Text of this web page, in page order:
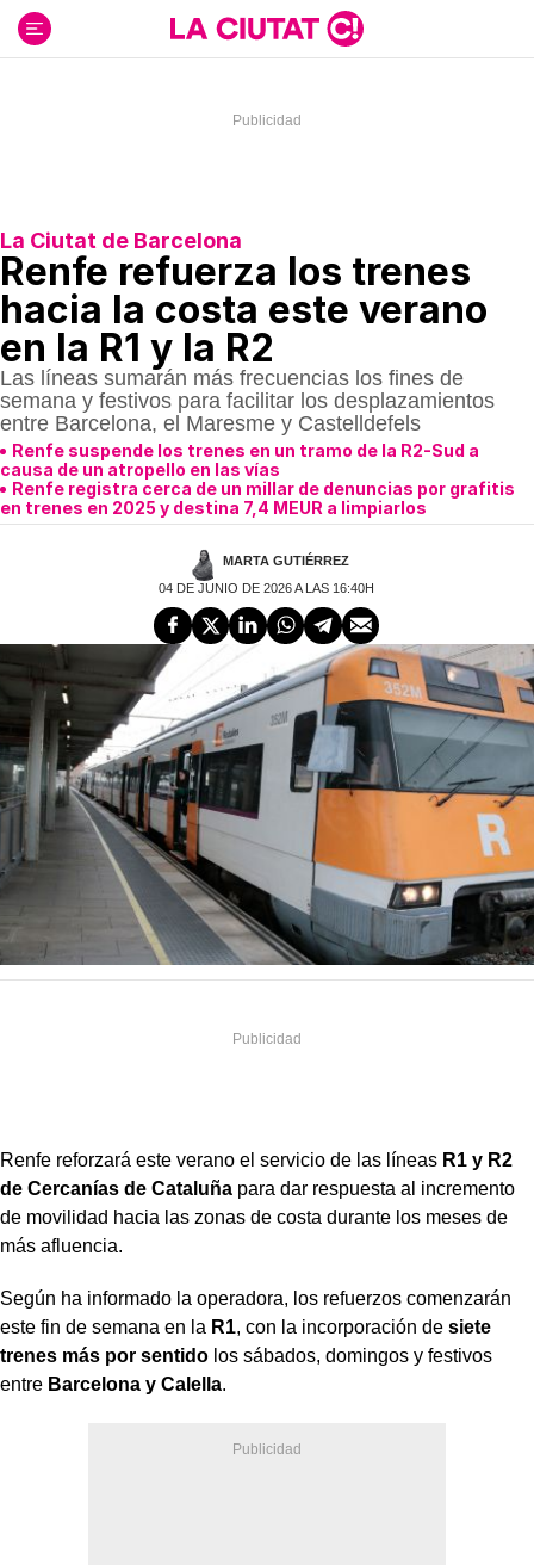
contenido
La Ciutat de Barcelona
Renfe refuerza los trenes
hacia la costa este verano
en la R1 y la R2
Las líneas sumarán más frecuencias los fines de
semana y festivos para facilitar los desplazamientos
entre Barcelona, el Maresme y Castelldefels
Renfe suspende los trenes en un tramo de la R2-Sud a
causa de un atropello en las vías
Renfe registra cerca de un millar de denuncias por grafitis
en trenes en 2025 y destina 7,4 MEUR a limpiarlos
MARTA GUTIÉRREZ
04 DE JUNIO DE 2026 A LAS 16:40H
Renfe reforzará este verano el servicio de las líneas R1 y R2
de Cercanías de Cataluña para dar respuesta al incremento
de movilidad hacia las zonas de costa durante los meses de
más afluencia.
Según ha informado la operadora, los refuerzos comenzarán
este fin de semana en la R1, con la incorporación de siete
trenes más por sentido los sábados, domingos y festivos
entre Barcelona y Calella.